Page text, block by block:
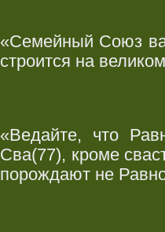
«Семейный Союз
строится на
«Ведайте, что
Сва(77), кроме
порождают не